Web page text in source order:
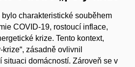
charakteristické souběhem
COVID-19, rostoucí inflace,
krize. Tento kontext,
zásadně ovlivnil
situaci domácností. Zároveň se v